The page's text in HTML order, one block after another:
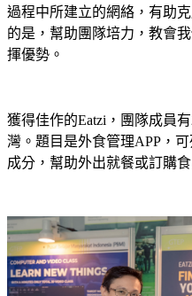
過程中所建立的網絡，有助
的是，幫助團隊培力，教會
揮優勢。
獲得佳作的Eatzi，團隊成員
灣。題目是外食管理APP，
成分，幫助外出就餐或訂購